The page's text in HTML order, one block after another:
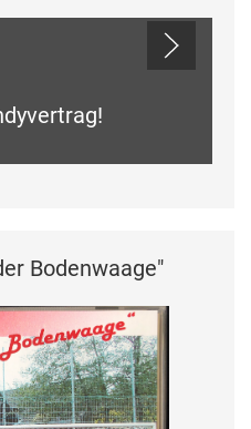
Bodenwaage"